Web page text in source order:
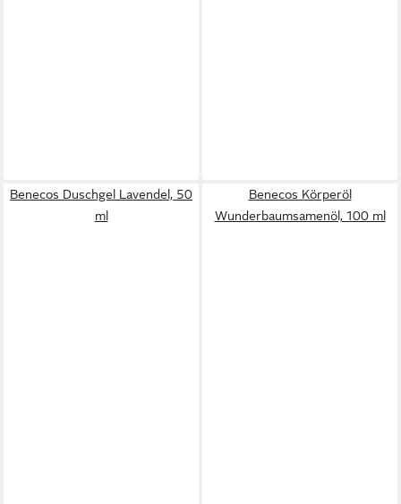
Benecos Duschgel Lavendel, 50
ml
Benecos Körperöl
Wunderbaumsamenöl, 100 ml